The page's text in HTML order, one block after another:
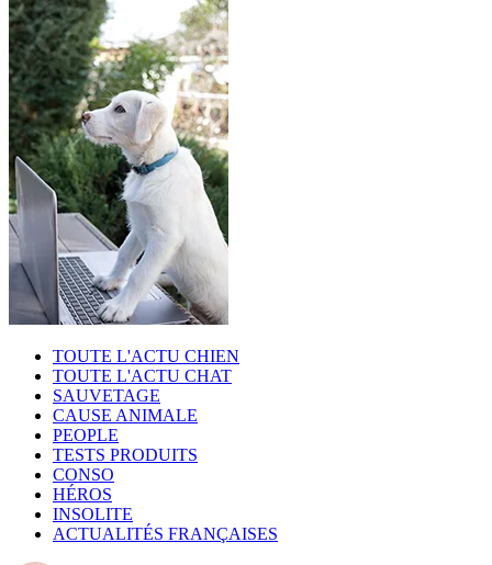
TOUTE L'ACTU CHIEN
TOUTE L'ACTU CHAT
SAUVETAGE
CAUSE ANIMALE
PEOPLE
TESTS PRODUITS
CONSO
HÉROS
INSOLITE
ACTUALITÉS FRANÇAISES